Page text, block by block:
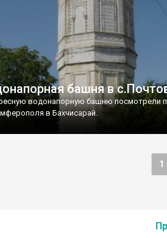
башня в
водонапорную башню посмотрели
в Бахчисарай.
1